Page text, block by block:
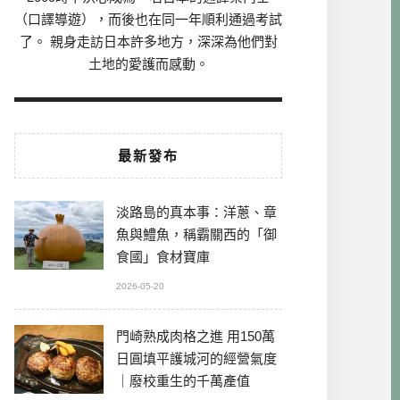
（口譯導遊），而後也在同一年順利通過考試
了。 親身走訪日本許多地方，深深為他們對
土地的愛護而感動。
最新發布
淡路島的真本事：洋蔥、章
魚與鱧魚，稱霸關西的「御
食國」食材寶庫
2026-05-20
門崎熟成肉格之進 用150萬
日圓填平護城河的經營氣度
｜廢校重生的千萬產值